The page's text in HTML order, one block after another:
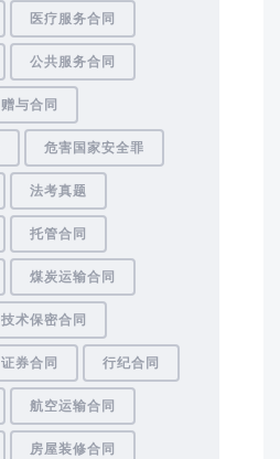
医疗服务合同
公共服务合同
赠与合同
危害国家安全罪
法考真题
托管合同
煤炭运输合同
技术保密合同
证券合同 行纪合同
航空运输合同
房屋装修合同